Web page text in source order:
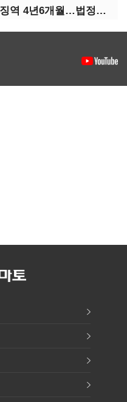
‘75억 횡령’ 홍문종, 2심서 징역 4년6개월…법정구속